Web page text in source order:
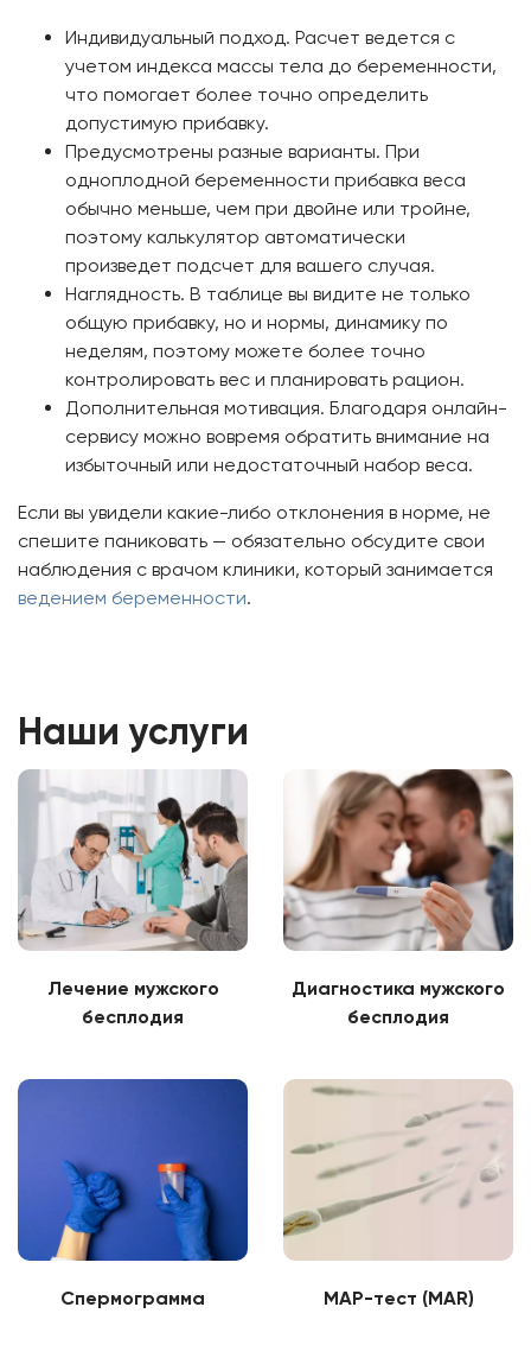
Индивидуальный подход. Расчет ведется с
учетом индекса массы тела до беременности,
что помогает более точно определить
допустимую прибавку.
Предусмотрены разные варианты. При
одноплодной беременности прибавка веса
обычно меньше, чем при двойне или тройне,
поэтому калькулятор автоматически
произведет подсчет для вашего случая.
Наглядность. В таблице вы видите не только
общую прибавку, но и нормы, динамику по
неделям, поэтому можете более точно
контролировать вес и планировать рацион.
Дополнительная мотивация. Благодаря онлайн-
сервису можно вовремя обратить внимание на
избыточный или недостаточный набор веса.
Если вы увидели какие-либо отклонения в норме, не
спешите паниковать — обязательно обсудите свои
наблюдения с врачом клиники, который занимается
ведением беременности.
Наши услуги
Лечение мужского
бесплодия
Диагностика мужского
бесплодия
Спермограмма МАР-тест (MAR)